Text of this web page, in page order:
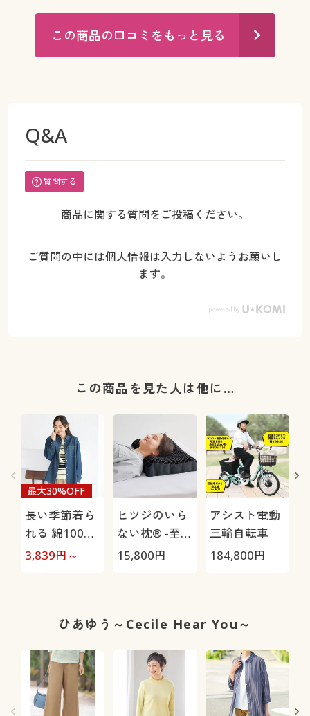
この商品の口コミをもっと見る
Q&A
質問する
商品に関する質問をご投稿ください。
ご質問の中には個人情報は入力しないようお願いし
ます。
この商品を見た人は他に…
長い季節着ら
れる 綿100%
デニムシャツ
最大30%OFF
3,839円～
ヒツジのいら
ない枕® -至
極-
15,800円
アシスト電動
三輪自転車
184,800円
ひあゆう～Cecile Hear You～